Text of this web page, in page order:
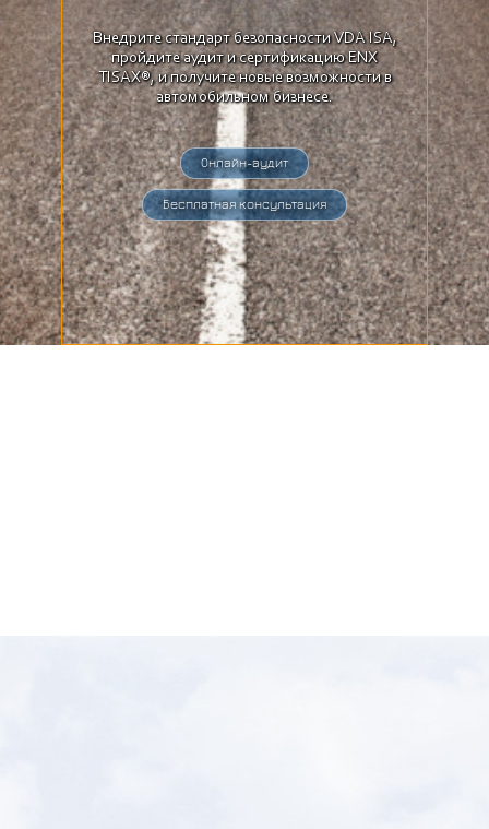
Внедрите стандарт безопасности VDA ISA,
пройдите аудит и сертификацию ENX
TISAX®, и получите новые возможности в
автомобильном бизнесе.
Онлайн-аудит
Бесплатная консультация